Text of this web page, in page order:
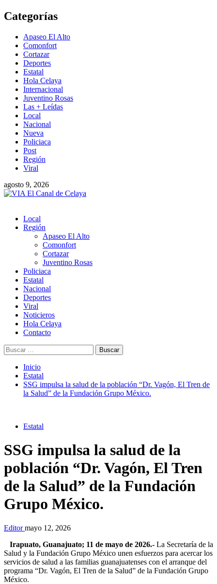
Saltar
al
Categorías
Apaseo El Alto
Comonfort
Cortazar
Deportes
Estatal
Hola Celaya
Internacional
Juventino Rosas
Las + Leídas
Local
Nacional
Nueva
Policiaca
Post
Región
Viral
agosto 9, 2026
Menú
principal
Local
Región
Apaseo El Alto
Comonfort
Cortazar
Juventino Rosas
Policiaca
Estatal
Nacional
Deportes
Viral
Noticieros
Hola Celaya
Contacto
Buscar:
Inicio
Estatal
SSG impulsa la salud de la población “Dr. Vagón, El Tren de
la Salud” de la Fundación Grupo México.
Estatal
SSG impulsa la salud de la
población “Dr. Vagón, El Tren
de la Salud” de la Fundación
Grupo México.
Editormayo 12, 2026
Irapuato, Guanajuato; 11 de mayo de 2026.- La Secretaría de la
Salud y la Fundación Grupo México unen esfuerzos para acercar los
servicios de salud a las familias guanajuatenses con el arranque del
programa “Dr. Vagón, El Tren de la Salud” de la Fundación Grupo
México.